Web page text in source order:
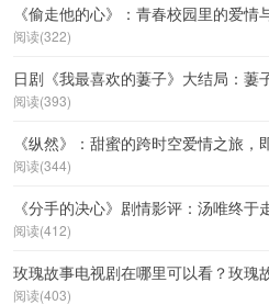
《偷走他的心》：青春校园里的爱情
阅读(322)
日剧《我最喜欢的萋子》大结局：萋
阅读(393)
《纵然》：甜蜜的跨时空爱情之旅，
阅读(344)
《分手的决心》剧情影评：汤唯终于
阅读(412)
玫瑰故事电视剧在哪里可以看？玫瑰
阅读(403)